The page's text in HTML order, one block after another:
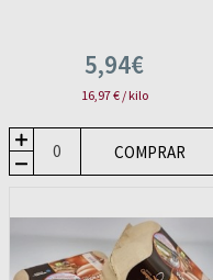
5,94€
16,97 € / kilo
COMPRAR